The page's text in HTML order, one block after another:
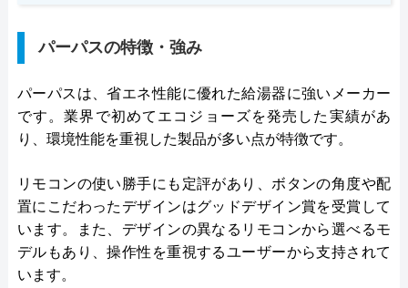
パーパスの特徴・強み
パーパスは、省エネ性能に優れた給湯器に強いメーカー
です。業界で初めてエコジョーズを発売した実績があ
り、環境性能を重視した製品が多い点が特徴です。
リモコンの使い勝手にも定評があり、ボタンの角度や配
置にこだわったデザインはグッドデザイン賞を受賞して
います。また、デザインの異なるリモコンから選べるモ
デルもあり、操作性を重視するユーザーから支持されて
います。